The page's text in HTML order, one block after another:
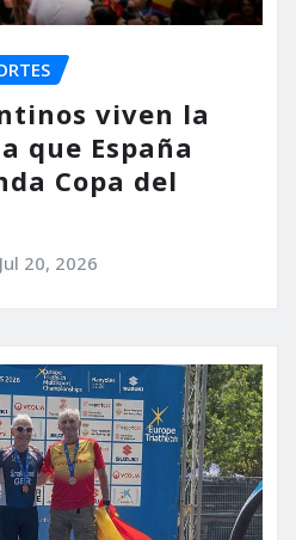
viven la
que España
Copa del
Jul 20, 2026